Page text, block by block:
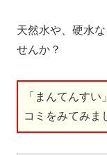
天然水や、硬水
せんか？
「まんてんす
コミをみてみま